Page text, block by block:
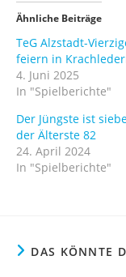
Ähnliche Beiträge
TeG Alzstadt-
feiern in
4. Juni 2025
In "Spielberichte"
Der Jüngste ist
der Älterste 82
24. April 2024
In "Spielberichte"
DAS KÖNNTE